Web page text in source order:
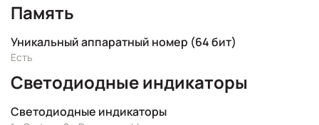
Память
Уникальный аппаратный номер (64 бит)
Есть
Светодиодные индикаторы
Светодиодные индикаторы